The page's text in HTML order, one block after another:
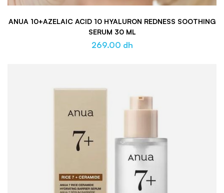
ANUA 10+AZELAIC ACID 10 HYALURON REDNESS SOOTHING
SERUM 30 ML
269.00 dh